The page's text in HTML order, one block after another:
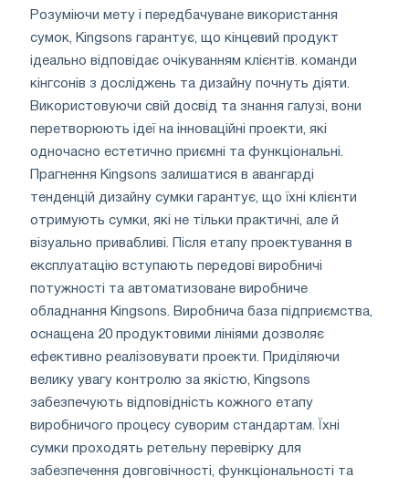
Розуміючи мету і передбачуване використання
сумок, Kingsons гарантує, що кінцевий продукт
ідеально відповідає очікуванням клієнтів. команди
кінгсонів з досліджень та дизайну почнуть діяти.
Використовуючи свій досвід та знання галузі, вони
перетворюють ідеї на інноваційні проекти, які
одночасно естетично приємні та функціональні.
Прагнення Kingsons залишатися в авангарді
тенденцій дизайну сумки гарантує, що їхні клієнти
отримують сумки, які не тільки практичні, але й
візуально привабливі. Після етапу проектування в
експлуатацію вступають передові виробничі
потужності та автоматизоване виробниче
обладнання Kingsons. Виробнича база підприємства,
оснащена 20 продуктовими лініями дозволяє
ефективно реалізовувати проекти. Приділяючи
велику увагу контролю за якістю, Kingsons
забезпечують відповідність кожного етапу
виробничого процесу суворим стандартам. Їхні
сумки проходять ретельну перевірку для
забезпечення довговічності, функціональності та